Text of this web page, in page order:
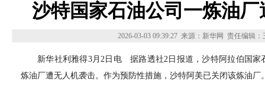
沙特国家石油公司一炼油
2026-03-03 09:39:27 来源：新华网 责任编辑：
新华社利雅得3月2日电 据路透社2日报道，沙特阿拉伯国家
炼油厂遭无人机袭击。作为预防性措施，沙特阿美已关闭该炼油厂